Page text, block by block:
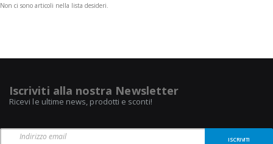
Non ci sono articoli nella lista desideri.
Iscriviti alla nostra Newsletter
Ricevi le ultime news, prodotti e sconti!
ISCRIVITI